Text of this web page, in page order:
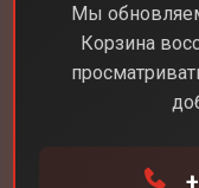
Мы
Корзина